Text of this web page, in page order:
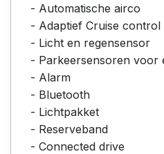
- Automatische airco
- Adaptief Cruise control
- Licht en regensensor
- Parkeersensoren voor
- Alarm
- Bluetooth
- Lichtpakket
- Reserveband
- Connected drive